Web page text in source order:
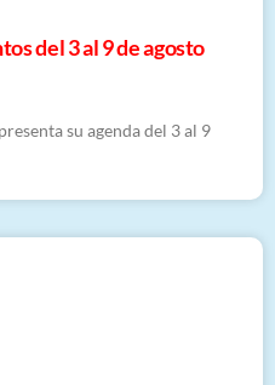
del 3 al 9 de agosto
su agenda del 3 al 9